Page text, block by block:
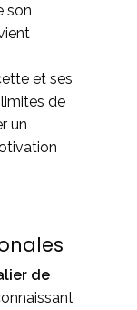
son
et ses
de
un
de